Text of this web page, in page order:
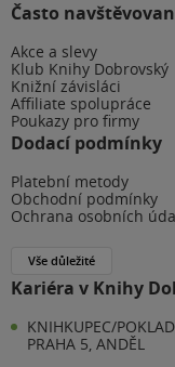
Často
Akce a slevy
Klub Knihy Dobrovský
Knižní závisláci
Affiliate spolupráce
Poukazy pro firmy
Dodací podmínky
Platební metody
Obchodní podmínky
Ochrana osobních
Vše důležité
Kariéra v Knihy
KNIHKUPEC/
PRAHA 5, ANDĚL